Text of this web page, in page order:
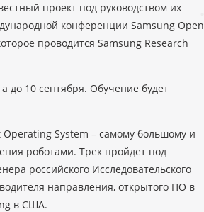
проект под руководством их
конференции Samsung Open
проводится Samsung Research
до 10 сентября. Обучение будет
System – самому большому и
роботами. Трек пройдет под
российского Исследовательского
направления, открытого ПО в
в США.